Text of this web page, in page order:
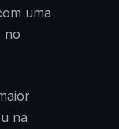
uma
no
na